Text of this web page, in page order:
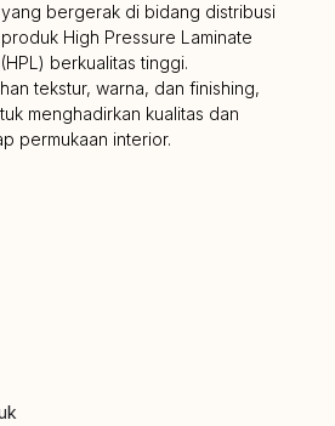
yang bergerak di bidang distribusi
produk High Pressure Laminate
(HPL) berkualitas tinggi.
tekstur, warna, dan finishing,
menghadirkan kualitas dan
permukaan interior.